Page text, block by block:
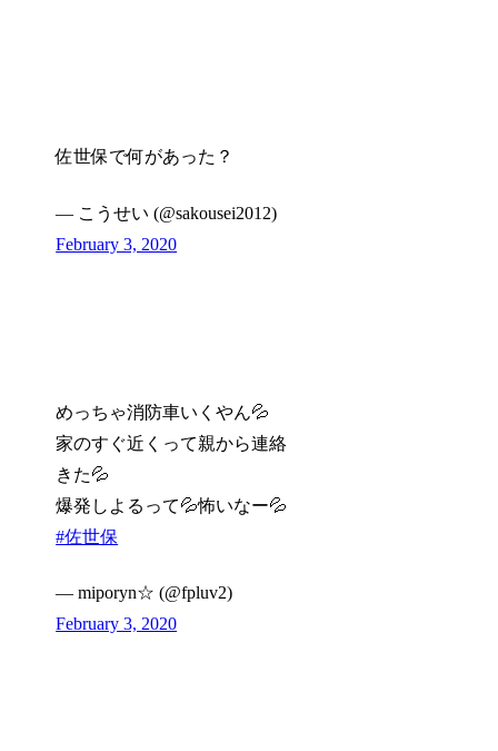
佐世保で何があった？
— こうせい (@sakousei2012)
February 3, 2020
めっちゃ消防車いくやん💦
家のすぐ近くって親から連絡
きた💦
爆発しよるって💦怖いなー💦
#佐世保
— miporyn☆ (@fpluv2)
February 3, 2020